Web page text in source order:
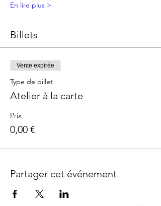
En lire plus >
Billets
Vente expirée
Type de billet
Atelier à la carte
Prix
0,00 €
Partager cet événement